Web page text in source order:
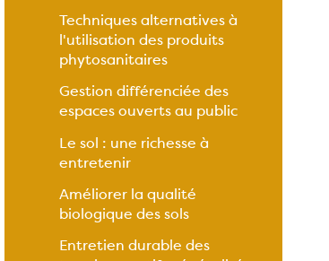
Techniques alternatives à
l'utilisation des produits
phytosanitaires
Gestion différenciée des
espaces ouverts au public
Le sol : une richesse à
entretenir
Améliorer la qualité
biologique des sols
Entretien durable des